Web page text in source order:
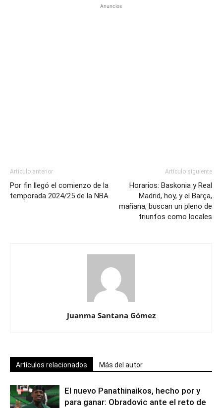
Anuncios
Artículo anterior
Por fin llegó el comienzo de la
temporada 2024/25 de la NBA
Artículo siguiente
Horarios: Baskonia y Real
Madrid, hoy, y el Barça,
mañana, buscan un pleno de
triunfos como locales
Juanma Santana Gómez
Artículos relacionados Más del autor
El nuevo Panathinaikos, hecho por y
para ganar: Obradovic ante el reto de